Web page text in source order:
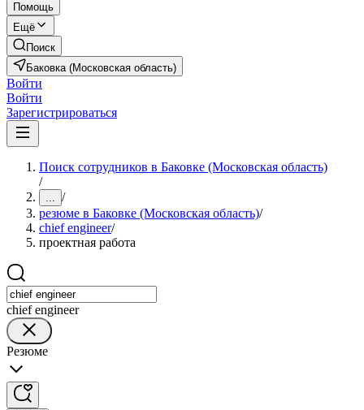
Помощь
Ещё
Поиск
Баковка (Московская область)
Войти
Войти
Зарегистрироваться
Поиск сотрудников в Баковке (Московская область)
/
... /
резюме в Баковке (Московская область)/
chief engineer/
проектная работа
chief engineer
Резюме